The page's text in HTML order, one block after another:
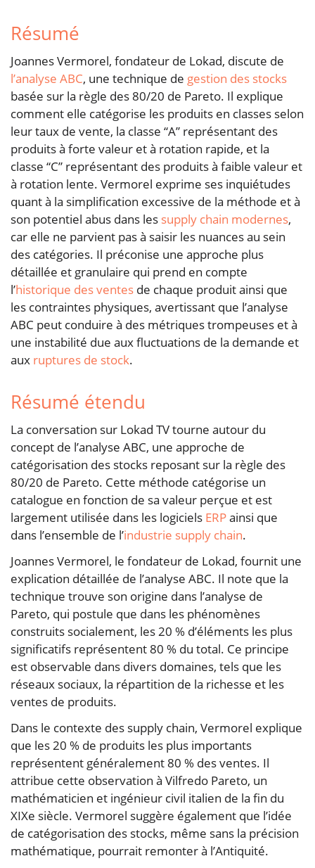
Résumé
Joannes Vermorel, fondateur de Lokad, discute de
l’analyse ABC, une technique de gestion des stocks
basée sur la règle des 80/20 de Pareto. Il explique
comment elle catégorise les produits en classes selon
leur taux de vente, la classe “A” représentant des
produits à forte valeur et à rotation rapide, et la
classe “C” représentant des produits à faible valeur et
à rotation lente. Vermorel exprime ses inquiétudes
quant à la simplification excessive de la méthode et à
son potentiel abus dans les supply chain modernes,
car elle ne parvient pas à saisir les nuances au sein
des catégories. Il préconise une approche plus
détaillée et granulaire qui prend en compte
l’historique des ventes de chaque produit ainsi que
les contraintes physiques, avertissant que l’analyse
ABC peut conduire à des métriques trompeuses et à
une instabilité due aux fluctuations de la demande et
aux ruptures de stock.
Résumé étendu
La conversation sur Lokad TV tourne autour du
concept de l’analyse ABC, une approche de
catégorisation des stocks reposant sur la règle des
80/20 de Pareto. Cette méthode catégorise un
catalogue en fonction de sa valeur perçue et est
largement utilisée dans les logiciels ERPainsi que
dans l’ensemble de l’industrie supply chain.
Joannes Vermorel, le fondateur de Lokad, fournit une
explication détaillée de l’analyse ABC. Il note que la
technique trouve son origine dans l’analyse de
Pareto, qui postule que dans les phénomènes
construits socialement, les 20 % d’éléments les plus
significatifs représentent 80 % du total. Ce principe
est observable dans divers domaines, tels que les
réseaux sociaux, la répartition de la richesse et les
ventes de produits.
Dans le contexte des supply chain, Vermorel explique
que les 20 % de produits les plus importants
représentent généralement 80 % des ventes. Il
attribue cette observation à Vilfredo Pareto, un
mathématicien et ingénieur civil italien de la fin du
XIXe siècle. Vermorel suggère également que l’idée
de catégorisation des stocks, même sans la précision
mathématique, pourrait remonter à l’Antiquité.